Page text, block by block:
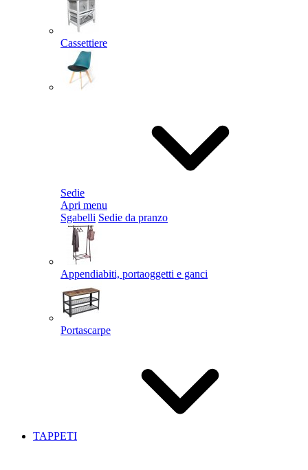
Cassettiere
Sedie
Apri menu
Sgabelli Sedie da pranzo
Appendiabiti, portaoggetti e ganci
Portascarpe
TAPPETI